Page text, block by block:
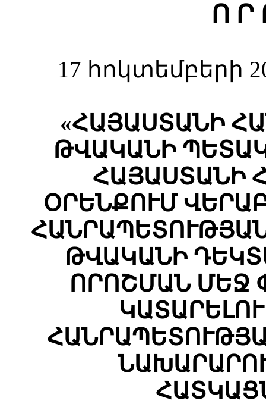
Ո Ր
17 հոկտեմբերի
«ՀԱՅԱՍՏԱՆԻ
ԹՎԱԿԱՆԻ
ՀԱՅԱՍՏԱՆԻ
ՕՐԵՆՔՈՒՄ
ԹՎԱԿԱՆԻ
ՈՐՈՇՄԱՆ ՄԵՋ